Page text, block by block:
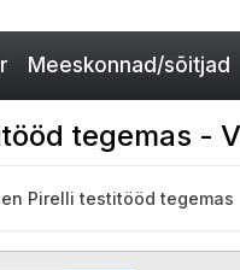
Meeskonnad/sõitjad
tegemas -
Pirelli testitööd tegemas